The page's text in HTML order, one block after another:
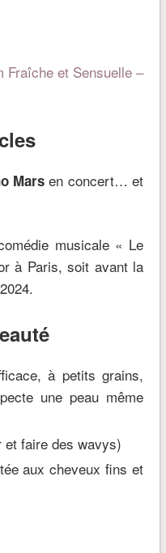
Fraîche et Sensuelle –
Marsen concert… et
musicale « Le
à Paris, soit avant la
à petits grains,
une peau même
faire des wavys)
aux cheveux fins et